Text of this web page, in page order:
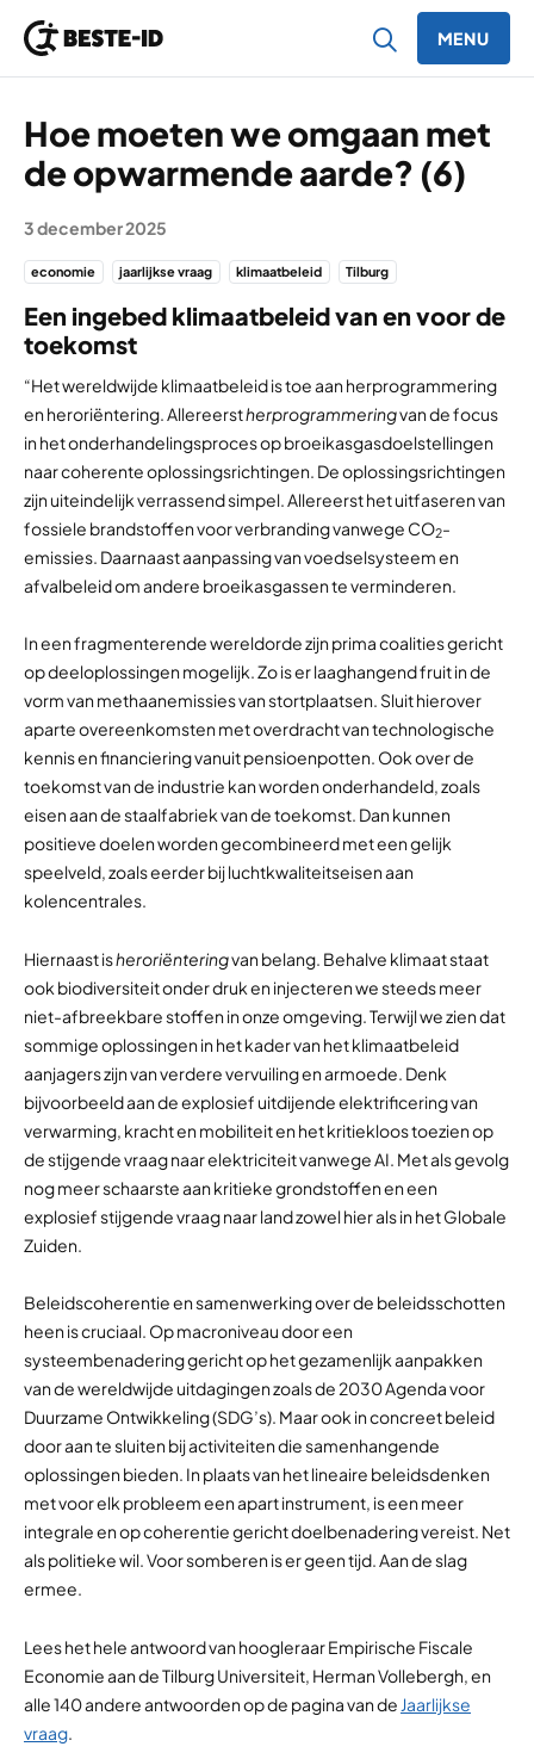
MENU
Hoe moeten we omgaan met
de opwarmende aarde? (6)
3 december 2025
economie jaarlijkse vraag klimaatbeleid Tilburg
Een ingebed klimaatbeleid van en voor de
toekomst
“Het wereldwijde klimaatbeleid is toe aan herprogrammering
en heroriëntering. Allereerstherprogrammeringvan de focus
in het onderhandelingsproces op broeikasgasdoelstellingen
naar coherente oplossingsrichtingen. De oplossingsrichtingen
zijn uiteindelijk verrassend simpel. Allereerst het uitfaseren van
fossiele brandstoffen voor verbranding vanwege CO2-
emissies. Daarnaast aanpassing van voedselsysteem en
afvalbeleid om andere broeikasgassen te verminderen.
In een fragmenterende wereldorde zijn prima coalities gericht
op deeloplossingen mogelijk. Zo is er laaghangend fruit in de
vorm van methaanemissies van stortplaatsen. Sluit hierover
aparte overeenkomsten met overdracht van technologische
kennis en financiering vanuit pensioenpotten. Ook over de
toekomst van de industrie kan worden onderhandeld, zoals
eisen aan de staalfabriek van de toekomst. Dan kunnen
positieve doelen worden gecombineerd met een gelijk
speelveld, zoals eerder bij luchtkwaliteitseisen aan
kolencentrales.
Hiernaast isheroriënteringvan belang. Behalve klimaat staat
ook biodiversiteit onder druk en injecteren we steeds meer
niet-afbreekbare stoffen in onze omgeving. Terwijl we zien dat
sommige oplossingen in het kader van het klimaatbeleid
aanjagers zijn van verdere vervuiling en armoede. Denk
bijvoorbeeld aan de explosief uitdijende elektrificering van
verwarming, kracht en mobiliteit en het kritiekloos toezien op
de stijgende vraag naar elektriciteit vanwege AI. Met als gevolg
nog meer schaarste aan kritieke grondstoffen en een
explosief stijgende vraag naar land zowel hier als in het Globale
Zuiden.
Beleidscoherentie en samenwerking over de beleidsschotten
heen is cruciaal. Op macroniveau door een
systeembenadering gericht op het gezamenlijk aanpakken
van de wereldwijde uitdagingen zoals de 2030 Agenda voor
Duurzame Ontwikkeling (SDG’s). Maar ook in concreet beleid
door aan te sluiten bij activiteiten die samenhangende
oplossingen bieden. In plaats van het lineaire beleidsdenken
met voor elk probleem een apart instrument, is een meer
integrale en op coherentie gericht doelbenadering vereist. Net
als politieke wil. Voor somberen is er geen tijd. Aan de slag
ermee.
Lees het hele antwoord van hoogleraar Empirische Fiscale
Economie aan de Tilburg Universiteit, Herman Vollebergh, en
alle 140 andere antwoorden op de pagina van de Jaarlijkse
vraag